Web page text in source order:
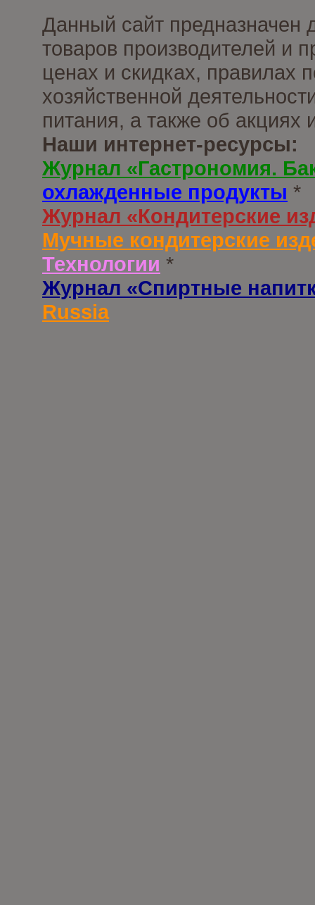
Данный сайт предназначен
товаров производителей и
ценах и скидках, правилах
хозяйственной
питания, а также об
Наши интернет-ресурсы:
Журнал «Гастрономия.
охлажденные продукты *
Журнал «Кондитерские
Мучные кондитерские
Технологии *
Журнал «Спиртные
Russia